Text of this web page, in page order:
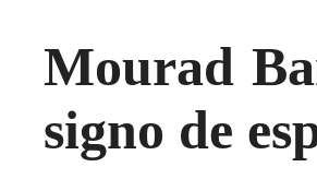
Mourad
signo de